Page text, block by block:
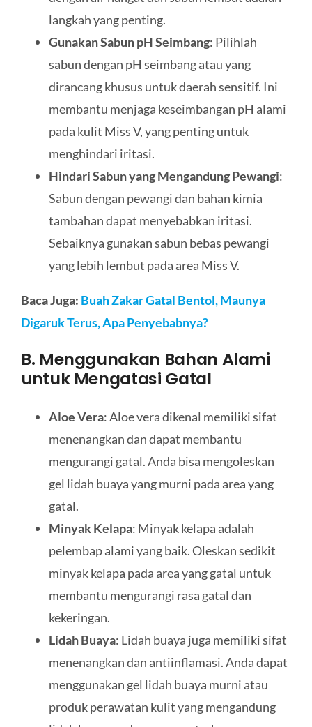
langkah yang penting.
Gunakan Sabun pH Seimbang: Pilihlah
sabun dengan pH seimbang atau yang
dirancang khusus untuk daerah sensitif. Ini
membantu menjaga keseimbangan pH alami
pada kulit Miss V, yang penting untuk
menghindari iritasi.
Hindari Sabun yang Mengandung Pewangi:
Sabun dengan pewangi dan bahan kimia
tambahan dapat menyebabkan iritasi.
Sebaiknya gunakan sabun bebas pewangi
yang lebih lembut pada area Miss V.
Baca Juga: Buah Zakar Gatal Bentol, Maunya
Digaruk Terus, Apa Penyebabnya?
B. Menggunakan Bahan Alami
untuk Mengatasi Gatal
Aloe Vera: Aloe vera dikenal memiliki sifat
menenangkan dan dapat membantu
mengurangi gatal. Anda bisa mengoleskan
gel lidah buaya yang murni pada area yang
gatal.
Minyak Kelapa: Minyak kelapa adalah
pelembap alami yang baik. Oleskan sedikit
minyak kelapa pada area yang gatal untuk
membantu mengurangi rasa gatal dan
kekeringan.
Lidah Buaya: Lidah buaya juga memiliki sifat
menenangkan dan antiinflamasi. Anda dapat
menggunakan gel lidah buaya murni atau
produk perawatan kulit yang mengandung